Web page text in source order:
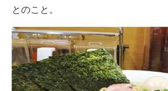
とのこと。